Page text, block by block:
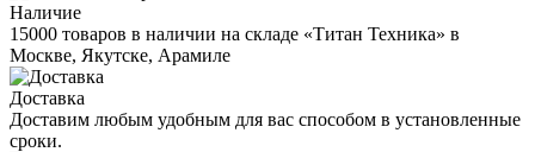
Наличие
15000 товаров в наличии на складе «Титан Техника» в
Москве, Якутске, Арамиле
Доставка
Доставим любым удобным для вас способом в установленные
сроки.